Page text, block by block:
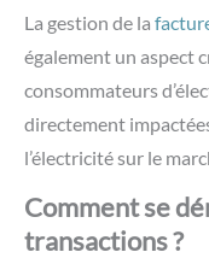
La gestion de la
également un aspect
consommateurs
directement
l’électricité sur le
Comment se
transactions ?